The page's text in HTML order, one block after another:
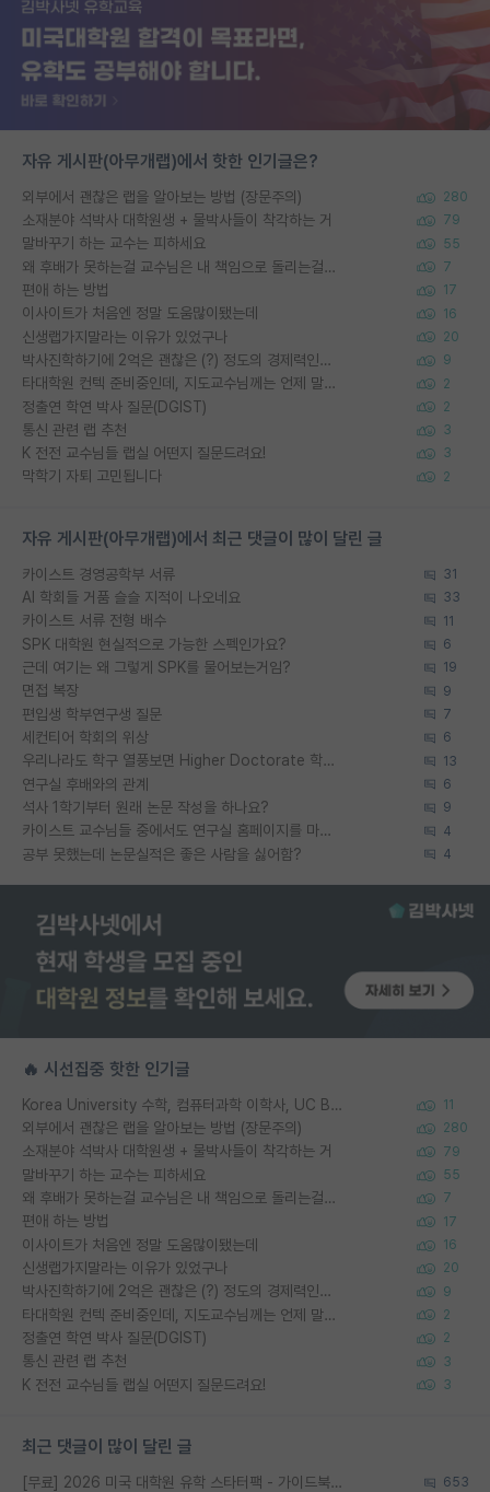
자유 게시판(아무개랩)에서 핫한 인기글은?
외부에서 괜찮은 랩을 알아보는 방법 (장문주의) 280
소재분야 석박사 대학원생 + 물박사들이 착각하는 거 79
말바꾸기 하는 교수는 피하세요 55
왜 후배가 못하는걸 교수님은 내 책임으로 돌리는걸까요? 7
편애 하는 방법 17
이사이트가 처음엔 정말 도움많이됐는데 16
신생랩가지말라는 이유가 있었구나 20
박사진학하기에 2억은 괜찮은 (?) 정도의 경제력인가요 9
타대학원 컨텍 준비중인데, 지도교수님께는 언제 말씀드려야 할까요? 2
정출연 학연 박사 질문(DGIST) 2
통신 관련 랩 추천 3
K 전전 교수님들 랩실 어떤지 질문드려요! 3
막학기 자퇴 고민됩니다 2
자유 게시판(아무개랩)에서 최근 댓글이 많이 달린 글
카이스트 경영공학부 서류 31
AI 학회들 거품 슬슬 지적이 나오네요 33
카이스트 서류 전형 배수 11
SPK 대학원 현실적으로 가능한 스펙인가요? 6
근데 여기는 왜 그렇게 SPK를 물어보는거임? 19
면접 복장 9
편입생 학부연구생 질문 7
세컨티어 학회의 위상 6
우리나라도 학구 열풍보면 Higher Doctorate 학위가 필요하다고 봅니다. 13
연구실 후배와의 관계 6
석사 1학기부터 원래 논문 작성을 하나요? 9
카이스트 교수님들 중에서도 연구실 홈페이지를 마련 안 하신 분들이 계시던데 4
공부 못했는데 논문실적은 좋은 사람을 싫어함? 4
🔥 시선집중 핫한 인기글
Korea University 수학, 컴퓨터과학 이학사, UC Berkeley 산업공학 대학원 공학박사가 되는 것은 쉽지 않겠죠? 11
외부에서 괜찮은 랩을 알아보는 방법 (장문주의) 280
소재분야 석박사 대학원생 + 물박사들이 착각하는 거 79
말바꾸기 하는 교수는 피하세요 55
왜 후배가 못하는걸 교수님은 내 책임으로 돌리는걸까요? 7
편애 하는 방법 17
이사이트가 처음엔 정말 도움많이됐는데 16
신생랩가지말라는 이유가 있었구나 20
박사진학하기에 2억은 괜찮은 (?) 정도의 경제력인가요 9
타대학원 컨텍 준비중인데, 지도교수님께는 언제 말씀드려야 할까요? 2
정출연 학연 박사 질문(DGIST) 2
통신 관련 랩 추천 3
K 전전 교수님들 랩실 어떤지 질문드려요! 3
최근 댓글이 많이 달린 글
[무료] 2026 미국 대학원 유학 스타터팩 - 가이드북 & 합격자 컨택메일 템플릿 653